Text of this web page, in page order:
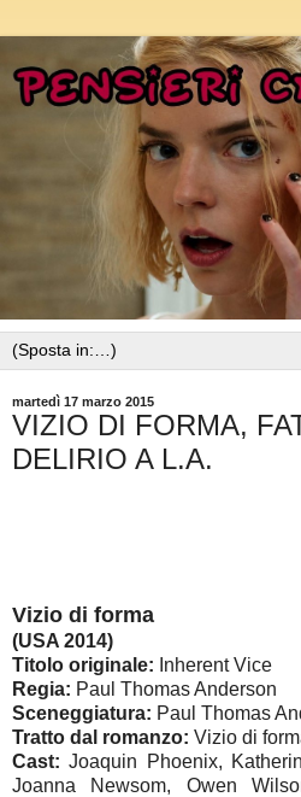
martedì 17 marzo 2015
VIZIO DI FORMA,
DELIRIO A L.A.
Vizio di forma
(USA 2014)
Titolo originale: Inherent Vice
Regia: Paul Thomas Anderson
Sceneggiatura: Paul Thomas
Tratto dal romanzo: Vizio di
Cast: Joaquin Phoenix,
Joanna Newsom, Owen